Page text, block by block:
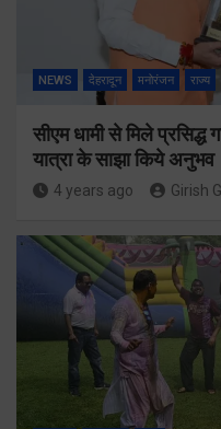
NEWS देहरादून मनोरंजन राज्य
सीएम धामी से मिले
यात्रा के साझा किये अनुभव
4 years ago Girish